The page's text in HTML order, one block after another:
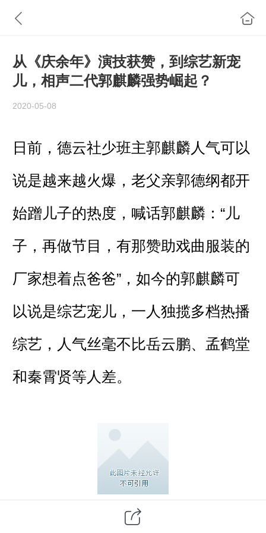
从《庆余年》演技获赞，到综艺新宠
儿，相声二代郭麒麟强势崛起？
2020-05-08
日前，德云社少班主郭麒麟人气可以
说是越来越火爆，老父亲郭德纲都开
始蹭儿子的热度，喊话郭麒麟：“儿
子，再做节目，有那赞助戏曲服装的
厂家想着点爸爸”，如今的郭麒麟可
以说是综艺宠儿，一人独揽多档热播
综艺，人气丝毫不比岳云鹏、孟鹤堂
和秦霄贤等人差。